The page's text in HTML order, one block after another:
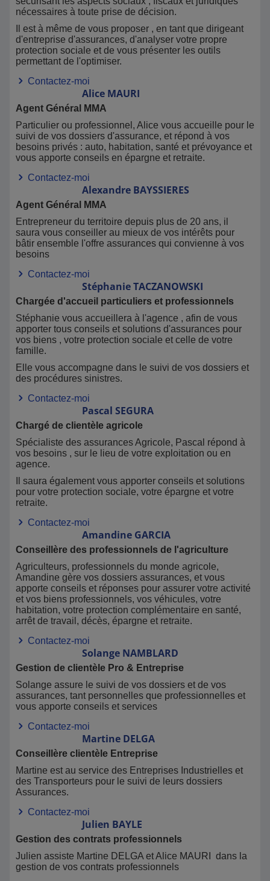
nécessaires à toute prise de décision.
Il est à même de vous proposer , en tant que dirigeant
d'entreprise d'assurances, d'analyser votre propre
protection sociale et de vous présenter les outils
permettant de l'optimiser.
Contactez-moi
Alice MAURI
Agent Général MMA
Particulier ou professionnel, Alice vous accueille pour le
suivi de vos dossiers d'assurance, et répond à vos
besoins privés : auto, habitation, santé et prévoyance et
vous apporte conseils en épargne et retraite.
Contactez-moi
Alexandre BAYSSIERES
Agent Général MMA
Entrepreneur du territoire depuis plus de 20 ans, il
saura vous conseiller au mieux de vos intérêts pour
bâtir ensemble l'offre assurances qui convienne à vos
besoins
Contactez-moi
StéphanieTACZANOWSKI
Chargée d'accueil particuliers et professionnels
Stéphanie vous accueillera à l'agence , afin de vous
apporter tous conseils et solutions d'assurances pour
vos biens , votre protection sociale et celle de votre
famille.
Elle vous accompagne dans le suivi de vos dossiers et
des procédures sinistres.
Contactez-moi
Pascal SEGURA
Chargé de clientèle agricole
Spécialiste des assurances Agricole, Pascal répond à
vos besoins , sur le lieu de votre exploitation ou en
agence.
Il saura également vous apporter conseils et solutions
pour votre protection sociale, votre épargne et votre
retraite.
Contactez-moi
Amandine GARCIA
Conseillère des professionnels de l'agriculture
Agriculteurs, professionnels du monde agricole,
Amandine gère vos dossiers assurances, et vous
apporte conseils et réponses pour assurer votre activité
et vos biens professionnels, vos véhicules, votre
habitation, votre protection complémentaire en santé,
arrêt de travail, décès, épargne et retraite.
Contactez-moi
Solange NAMBLARD
Gestion de clientèle Pro & Entreprise
Solange assure le suivi de vos dossiers et de vos
assurances, tant personnelles que professionnelles et
vous apporte conseils et services
Contactez-moi
Martine DELGA
Conseillère clientèle Entreprise
Martine est au service des Entreprises Industrielles et
des Transporteurs pour le suivi de leurs dossiers
Assurances.
Contactez-moi
Julien BAYLE
Gestion des contrats professionnels
Julien assiste Martine DELGA et Alice MAURI dans la
gestion de vos contrats professionnels